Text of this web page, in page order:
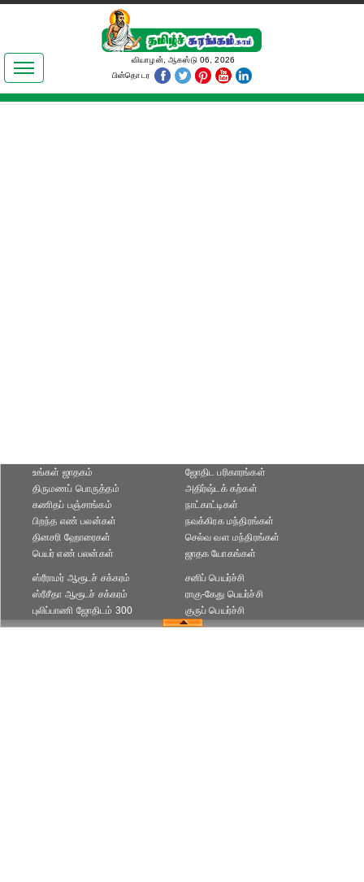
இலக்கியங்கள்
தமிழ் உலகம்
வியாழன், ஆகஸ்டு 06, 2026
பின்தொடர
உங்கள் ஜாதகம்
திருமணப் பொருத்தம்
கணிதப் பஞ்சாங்கம்
ஜோதிட ப‌ரிகார‌ங்க‌ள்
அதிர்ஷ்டக் கற்கள்
நாட்காட்டிகள்
பிறந்த எண் பலன்கள்
தினசரி ஹோரைகள்
பெயர் எண் பலன்கள்
நவக்கிரக மந்திரங்கள்
செல்வ வள மந்திரங்கள்
ஜாதக யோகங்கள்
ஸ்ரீராமர் ஆரூடச் சக்கரம்
ஸ்ரீசீதா ஆரூடச் சக்கரம்
புலிப்பாணி ஜோதிடம் 300
சனிப் பெயர்ச்சி
ராகு-கேது பெயர்ச்சி
குருப் பெயர்ச்சி